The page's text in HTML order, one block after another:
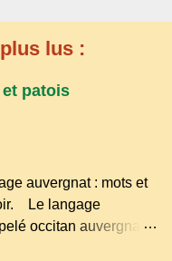
lus :
patois
auvergnat : mots et
Le langage
occitan auvergnat ,